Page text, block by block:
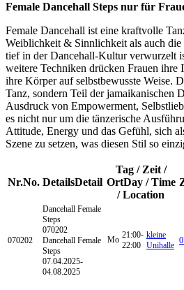
Female Dancehall Steps nur für
Female Dancehall ist eine kraftvolle
Weiblichkeit & Sinnlichkeit als auch die
tief in der Dancehall-Kultur verwurzelt
weitere Techniken drücken Frauen ihre
ihre Körper auf selbstbewusste Weise.
Tanz, sondern Teil der jamaikanischen
Ausdruck von Empowerment,
es nicht nur um die tänzerische
Attitude, Energy und das Gefühl, sich
Szene zu setzen, was diesen Stil so
Nr.No. DetailsDetail
Tag / Zeit /
OrtDay / Time
/ Location
070202
Dancehall Female
Steps
070202
Dancehall Female
Steps
07.04.2025-
04.08.2025
Mo 21:00-
22:00
kleine
Unihalle